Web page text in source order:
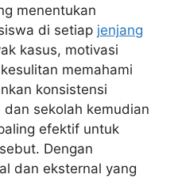
menentukan
di setiap jenjang
kasus, motivasi
memahami
konsistensi
sekolah kemudian
efektif untuk
Dengan
dan eksternal yang